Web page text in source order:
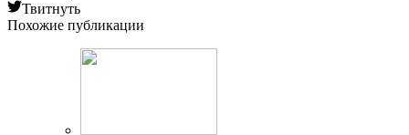
Твитнуть
Похожие публикации